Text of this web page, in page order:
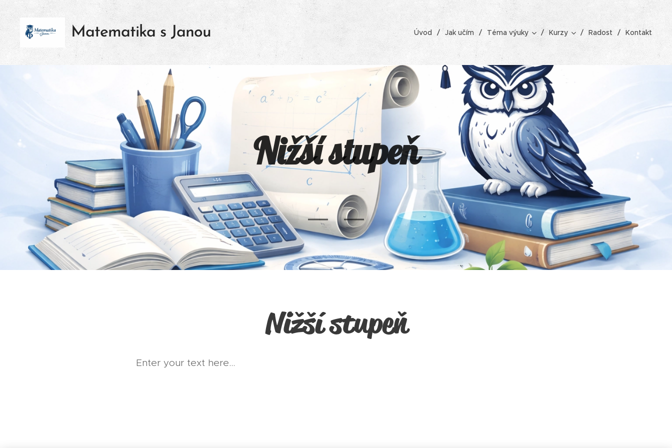
Matematika s Janou Úvod Jak učím Téma výuky Kurzy Radost Kontakt
Nižší stupeň
Nižší stupeň
Enter your text here...